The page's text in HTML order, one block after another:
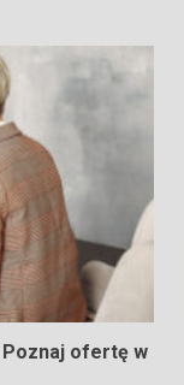
ofertę w